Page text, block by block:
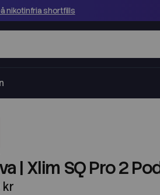
nikotinfria shortfills
| Xlim SQ Pro 2
kr